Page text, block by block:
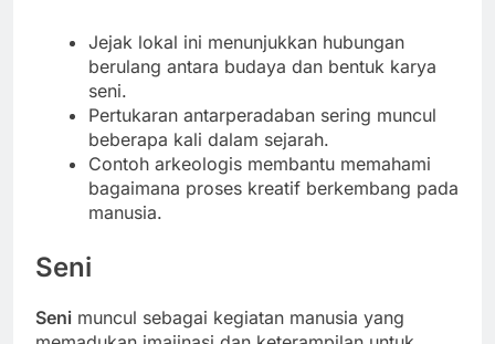
Jejak lokal ini menunjukkan hubungan
berulang antara budaya dan bentuk karya
seni.
Pertukaran antarperadaban sering muncul
beberapa kali dalam sejarah.
Contoh arkeologis membantu memahami
bagaimana proses kreatif berkembang pada
manusia.
Seni
Seni muncul sebagai kegiatan manusia yang